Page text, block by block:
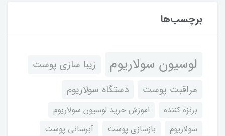
برچسب‌ها
لوسیون سولاریوم
زیبا سازی پوست
مراقبت پوست
دستگاه سولاریوم
برنزه کننده
اموزش خرید لوسیون سولاریوم
سولاریوم
بازسازی پوست آبرسانی پوست